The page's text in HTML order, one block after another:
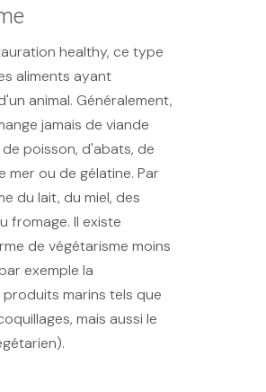
healthy, ce type
aliments ayant
animal. Généralement,
jamais de viande
poisson, d'abats, de
mer ou de gélatine. Par
du lait, du miel, des
fromage. Il existe
de végétarisme moins
exemple la
marins tels que
mais aussi le